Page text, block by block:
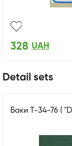
328 UAH
Detail sets
Баки Т-34-76 (